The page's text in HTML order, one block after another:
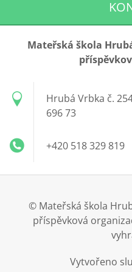
Mateřská škola
Hrubá Vrbka č.
696 73
+420 518 329 819
© Mateřská škola
příspěvková
Vytvořeno